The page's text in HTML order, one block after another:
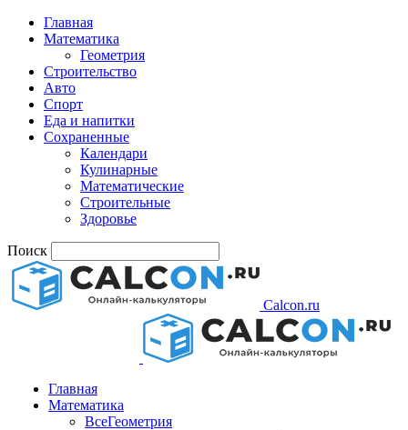
Главная
Математика
Геометрия
Строительство
Авто
Спорт
Еда и напитки
Сохраненные
Календари
Кулинарные
Математические
Строительные
Здоровье
Поиск
Calcon.ru
Главная
Математика
ВсеГеометрия